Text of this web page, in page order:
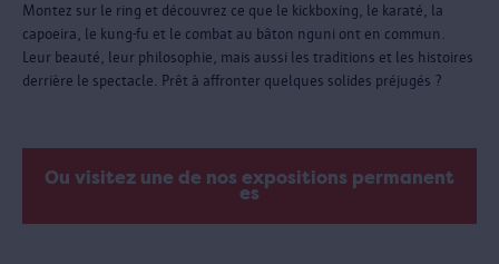
Montez sur le ring et découvrez ce que le kickboxing, le karaté, la
capoeira, le kung-fu et le combat au bâton nguni ont en commun.
Leur beauté, leur philosophie, mais aussi les traditions et les histoires
derrière le spectacle. Prêt à affronter quelques solides préjugés ?
Ou visitez une de nos expositions permanent
es